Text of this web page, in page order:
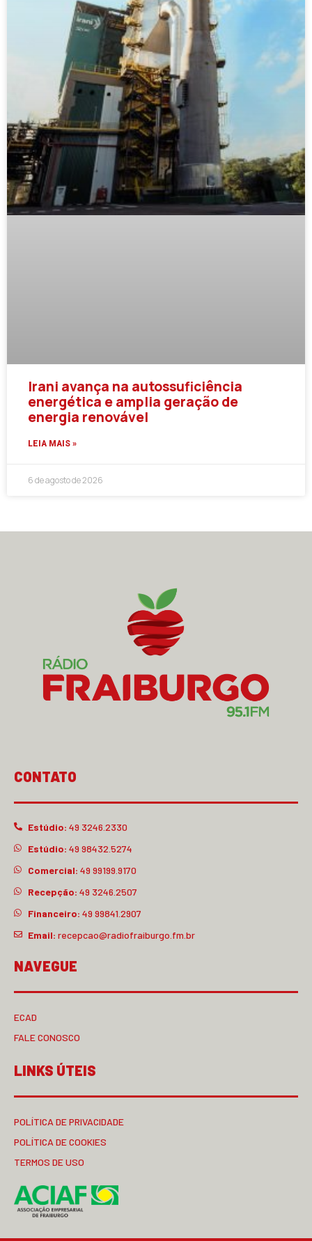
Irani avança na autossuficiência
energética e amplia geração de
energia renovável
LEIA MAIS »
6 de agosto de 2026
CONTATO
Estúdio: 49 3246.2330
Estúdio: 49 98432.5274
Comercial: 49 99199.9170
Recepção: 49 3246.2507
Financeiro: 49 99841.2907
Email: recepcao@radiofraiburgo.fm.br
NAVEGUE
ECAD
FALE CONOSCO
LINKS ÚTEIS
POLÍTICA DE PRIVACIDADE
POLÍTICA DE COOKIES
TERMOS DE USO